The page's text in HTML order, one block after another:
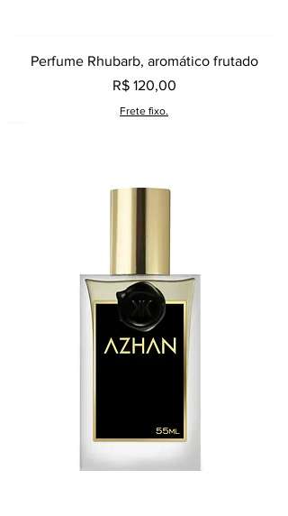
Perfume Rhubarb, aromático frutado
Preço
R$ 120,00
Frete fixo.